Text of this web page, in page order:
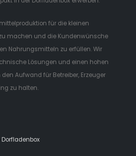
für die kleinen
machen und die Kundenwünsche
Nahrungsmitteln zu erfüllen. Wir
Lösungen und einen hohen
Aufwand für Betreiber, Erzeuger
zu halten.